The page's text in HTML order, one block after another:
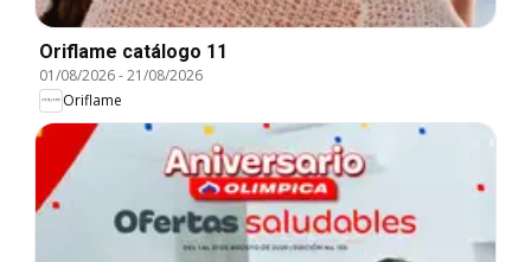
Oriflame catálogo 11
01/08/2026-21/08/2026
Oriflame